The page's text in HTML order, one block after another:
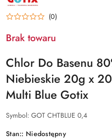
PRODUCENTA:
(0)
Brak towaru
Chlor Do Basenu
Niebieskie 20g x
Multi Blue Gotix
Symbol: GOT CHTBLUE 0,4
Stan:: Niedostępny